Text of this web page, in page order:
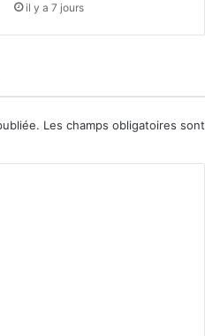
il y a 7 jours
Les champs obligatoires sont